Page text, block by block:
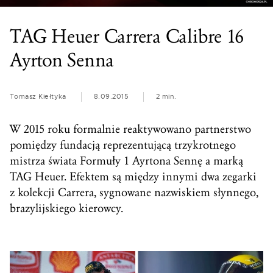
TAG Heuer Carrera Calibre 16
Ayrton Senna
Tomasz Kiełtyka 8.09.2015 2 min.
W 2015 roku formalnie reaktywowano partnerstwo
pomiędzy fundacją reprezentującą trzykrotnego
mistrza świata Formuły 1 Ayrtona Sennę a marką
TAG Heuer. Efektem są między innymi dwa zegarki
z kolekcji Carrera, sygnowane nazwiskiem słynnego,
brazylijskiego kierowcy.